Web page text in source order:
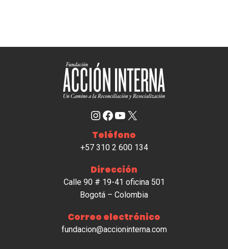
Instagram Facebook YouTube X
Teléfono
+57 310 2 600 134
Dirección
Calle 90 # 19-41 oficina 501
Bogotá – Colombia
Correo electrónico
fundacion@accioninterna.com